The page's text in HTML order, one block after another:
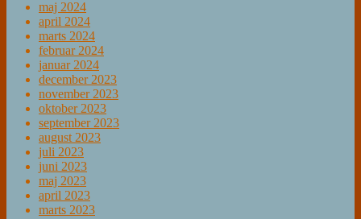
maj 2024
april 2024
marts 2024
februar 2024
januar 2024
december 2023
november 2023
oktober 2023
september 2023
august 2023
juli 2023
juni 2023
maj 2023
april 2023
marts 2023